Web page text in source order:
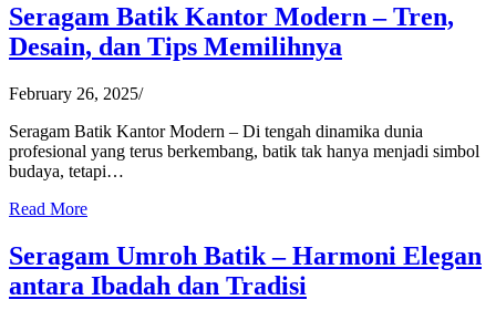
Seragam Batik Kantor Modern – Tren,
Desain, dan Tips Memilihnya
February 26, 2025/
Seragam Batik Kantor Modern – Di tengah dinamika dunia
profesional yang terus berkembang, batik tak hanya menjadi simbol
budaya, tetapi…
Read More
Seragam Umroh Batik – Harmoni Elegan
antara Ibadah dan Tradisi